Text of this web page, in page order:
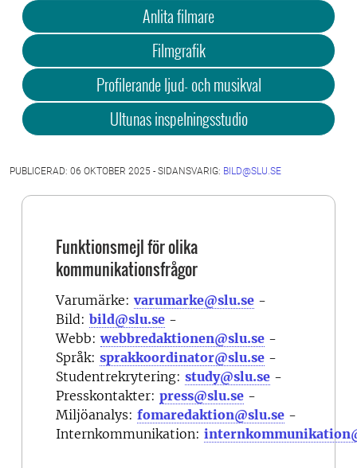
Anlita filmare
Filmgrafik
Profilerande ljud- och musikval
Ultunas inspelningsstudio
PUBLICERAD: 06 OKTOBER 2025 - SIDANSVARIG: BILD@SLU.SE
Funktionsmejl för olika
kommunikationsfrågor
Varumärke:varumarke@slu.se -
Bild: bild@slu.se -
Webb:webbredaktionen@slu.se -
Språk: sprakkoordinator@slu.se -
Studentrekrytering: study@slu.se -
Presskontakter: press@slu.se -
Miljöanalys: fomaredaktion@slu.se -
Internkommunikation: